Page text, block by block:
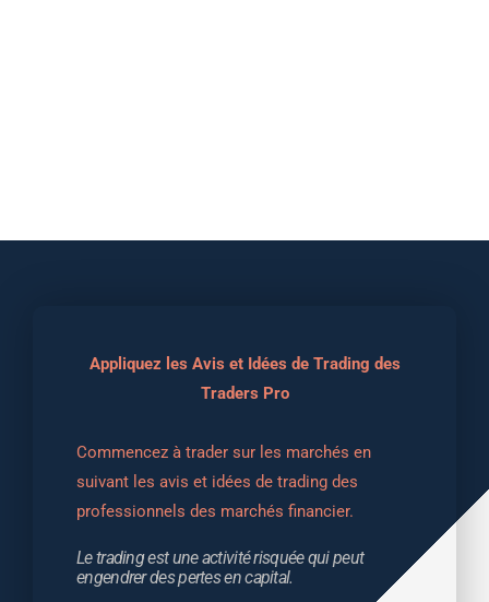
Appliquez les Avis et Idées de Trading des
Traders Pro
Commencez à trader sur les marchés en
suivant les avis et idées de trading des
professionnels des marchés financier.
Le trading est une activité risquée qui peut
engendrer des pertes en capital.